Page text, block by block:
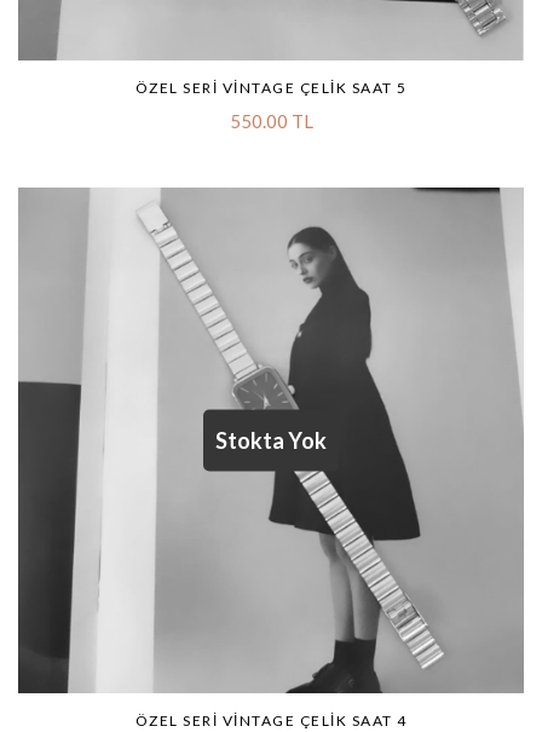
ÖZEL SERI VINTAGE ÇELIK SAAT 5
550.00 TL
ÖZEL SERI VINTAGE ÇELIK SAAT 4